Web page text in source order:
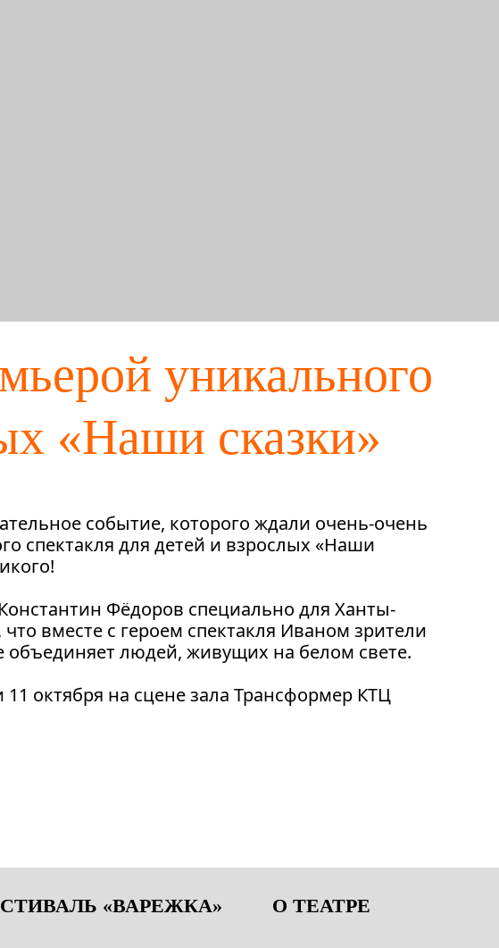
уникального
«Наши сказки»
событие, которого ждали очень-очень
спектакля для детей и взрослых «Наши
Фёдоров специально для Ханты-
вместе с героем спектакля Иваном зрители
объединяет людей, живущих на белом свете.
октября на сцене зала Трансформер КТЦ
«ВАРЕЖКА»
О ТЕАТРЕ